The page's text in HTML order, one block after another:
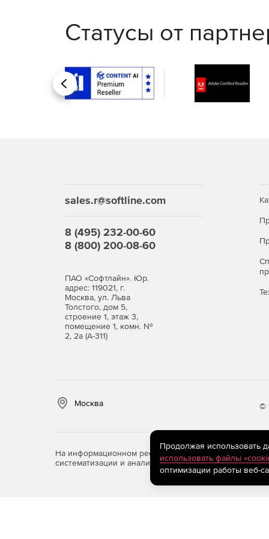
Статусы от
Назад
sales.r@softline.com
8 (495) 232-00-60
8 (800) 200-08-60
ПАО «Софтлайн». Юр.
адрес: 119021, г.
Москва, ул. Льва
Толстого, дом 5,
строение 1, этаж 3,
помещение 1, комн. №
2, 2а (А-311)
Москва ©
На информационном ресурсе store.softline.ru
систематизации и анализа сведений, относящихся
Продолжая использовать
использовать файлы
оптимизации работы веб-